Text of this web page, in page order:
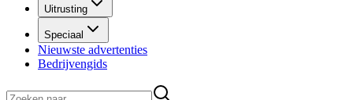
Uitrusting
Speciaal
Nieuwste advertenties
Bedrijvengids